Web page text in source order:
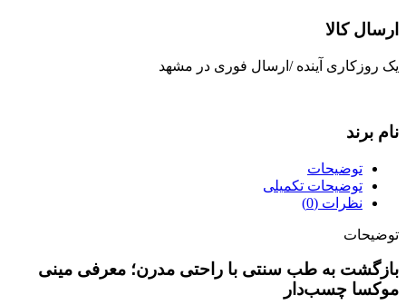
ارسال کالا
یک روزکاری آینده /ارسال فوری در مشهد
نام برند
توضیحات
توضیحات تکمیلی
نظرات (0)
توضیحات
بازگشت به طب سنتی با راحتی مدرن؛ معرفی مینی
موکسا چسب‌دار